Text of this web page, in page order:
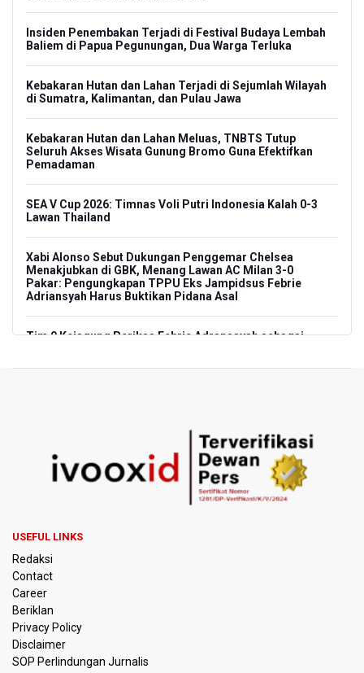
Insiden Penembakan Terjadi di Festival Budaya Lembah
Baliem di Papua Pegunungan, Dua Warga Terluka
Kebakaran Hutan dan Lahan Terjadi di Sejumlah Wilayah
di Sumatra, Kalimantan, dan Pulau Jawa
Kebakaran Hutan dan Lahan Meluas, TNBTS Tutup
Seluruh Akses Wisata Gunung Bromo Guna Efektifkan
Pemadaman
SEA V Cup 2026: Timnas Voli Putri Indonesia Kalah 0-3
Lawan Thailand
Xabi Alonso Sebut Dukungan Penggemar Chelsea
Menakjubkan di GBK, Menang Lawan AC Milan 3-0
Pakar: Pengungkapan TPPU Eks Jampidsus Febrie
Adriansyah Harus Buktikan Pidana Asal
Tim 9 Kejagung Periksa Febrie Adransayah sebagai
Kemarau Panjang, BNPB Minta Kalbar Tinjau Perda Bakar
Lahan
Kemensos Targetkan 150 Ribu Siswa Masuk Program
Daerah Aman dari Kebakaran Bapenda
Pertumbuhan Ekonomi 5,3 Persen Belum Cukup
Dongkrak Optimisme Pasar, Ekonom Sebut Investor
Masih Selektif
Anggota DPR Desak Polisi Usut Tuntas Temuan Ratusan
USEFUL LINKS
Redaksi
Contact
Career
Beriklan
Privacy Policy
Disclaimer
SOP Perlindungan Jurnalis